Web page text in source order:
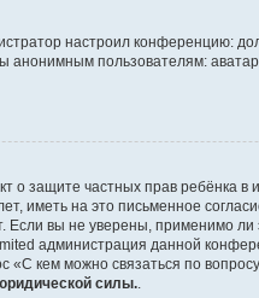
настроил конференцию:
пользователям:
о защите частных прав
иметь на это письменное
вы не уверены, применимо ли
администрация данной
кем можно связаться по
силы.